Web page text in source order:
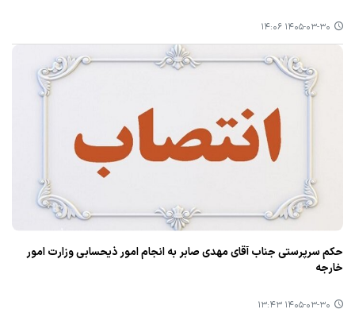
۱۴۰۵-۰۳-۳۰ ۱۴:۰۶
حکم سرپرستی جناب آقای مهدی صابر به انجام امور ذیحسابی وزارت امور
خارجه
۱۴۰۵-۰۳-۳۰ ۱۳:۴۳